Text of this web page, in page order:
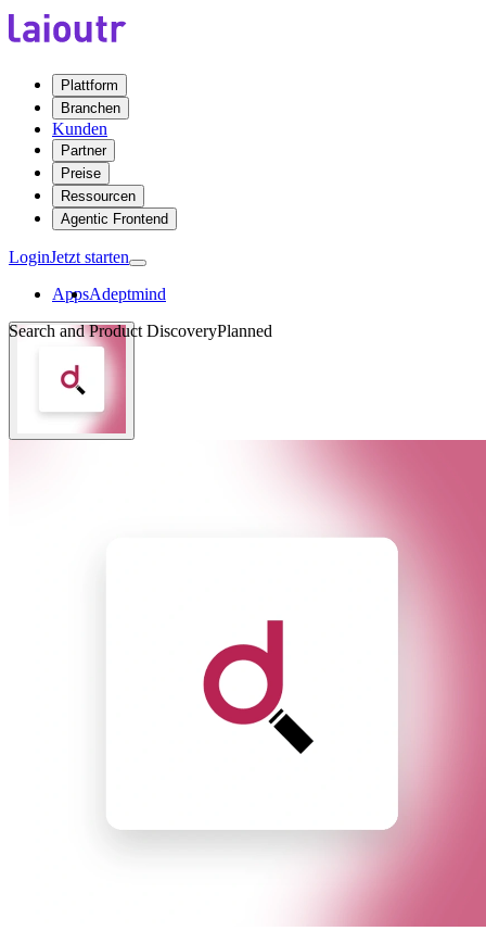
Plattform
Branchen
Kunden
Partner
Preise
Ressourcen
Agentic Frontend
LoginJetzt starten
AppsAdeptmind
Search and Product DiscoveryPlanned